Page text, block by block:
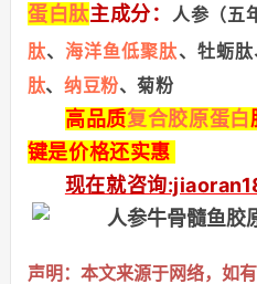
蛋白肽主成分： 人参（五
肽、海洋鱼低聚肽、牡蛎肽
肽、 纳豆粉、菊粉
高品质复合胶原蛋白
键是价格还实惠
现在就咨询
声明：本文来源于网络，如